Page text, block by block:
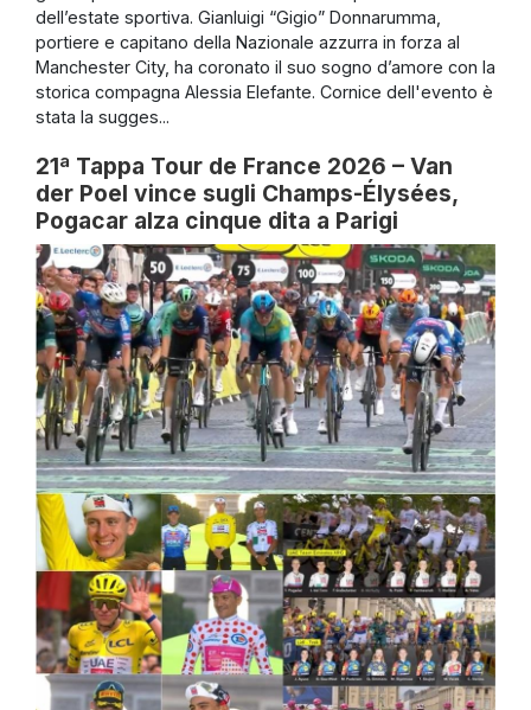
dell’estate sportiva. Gianluigi “Gigio” Donnarumma,
portiere e capitano della Nazionale azzurra in forza al
Manchester City, ha coronato il suo sogno d’amore con la
storica compagna Alessia Elefante. Cornice dell'evento è
stata la sugges...
21ª Tappa Tour de France 2026 – Van
der Poel vince sugli Champs-Élysées,
Pogacar alza cinque dita a Parigi